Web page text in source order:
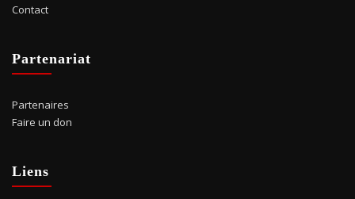
Contact
Partenariat
Partenaires
Faire un don
Liens